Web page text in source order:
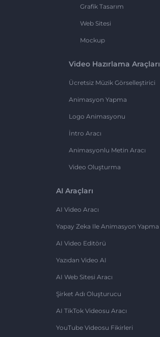
Grafik Tasarım
Web Sitesi
Mockup
Video Hazırlama Araçları
Ücretsiz Müzik Görselleştirici
Animasyon Yapma
Logo Animasyonu
İntro Aracı
Animasyonlu Metin Aracı
Video Oluşturma
AI Araçları
AI Video Aracı
Yapay Zeka Ile Animasyon Yapma
AI Video Editörü
Yazıdan Video AI
AI Web Sitesi Aracı
Şirket Adı Oluşturucu
AI TikTok Videosu Aracı
YouTube Videosu Fikirleri